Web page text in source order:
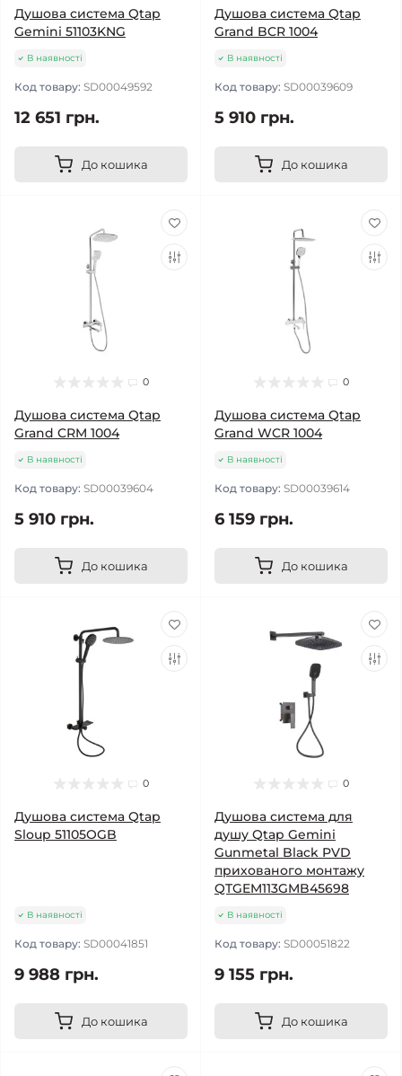
Душова система Qtap
Gemini 51103KNG
В наявності
Код товару: SD00049592
12 651 грн.
До кошика
Душова система Qtap
Grand BCR 1004
В наявності
Код товару: SD00039609
5 910 грн.
До кошика
0
Душова система Qtap
Grand CRM 1004
В наявності
Код товару: SD00039604
5 910 грн.
До кошика
0
Душова система Qtap
Grand WCR 1004
В наявності
Код товару: SD00039614
6 159 грн.
До кошика
0
Душова система Qtap
Sloup 51105OGB
В наявності
Код товару: SD00041851
9 988 грн.
До кошика
0
Душова система для
душу Qtap Gemini
Gunmetal Black PVD
прихованого монтажу
QTGEM113GMB45698
В наявності
Код товару: SD00051822
9 155 грн.
До кошика